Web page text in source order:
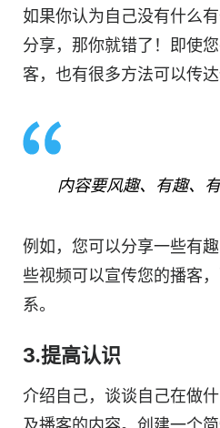
如果你认为自己没有什么
分享，那你就错了！即使
客，也有很多方法可以传达
内容要风趣、有趣、有
例如，您可以分享一些有
些视频可以宣传您的播客
系。
3.提高认识
介绍自己，谈谈自己在做